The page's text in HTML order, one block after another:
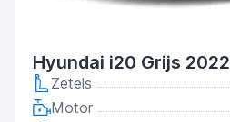
Hyundai i20 Grijs 2022
Zetels
Motor